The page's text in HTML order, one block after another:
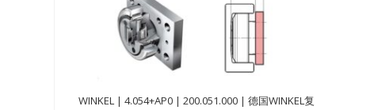
WINKEL | 4.054+AP0 | 200.051.000 | 德国WINKEL复